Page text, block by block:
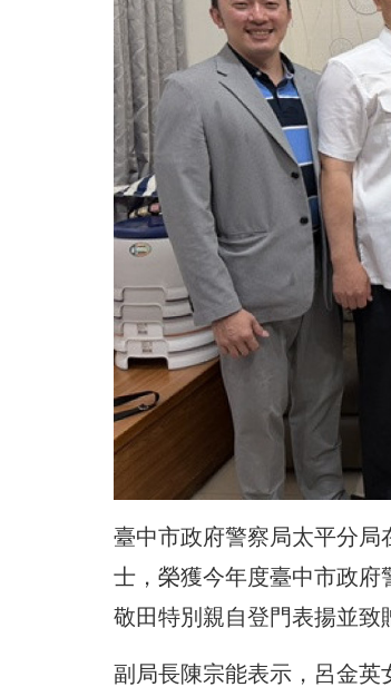
臺中市政府警察局太平分局
士， 榮獲今年度臺中市政府
敬田特別親自登門表揚並致
副局長陳宗能表示，呂金英